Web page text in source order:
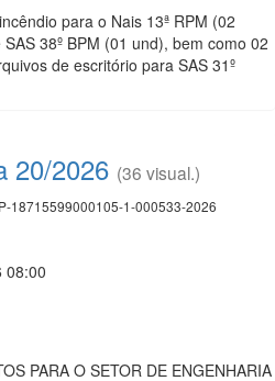
para o Nais 13ª RPM (02
38º BPM (01 und), bem como 02
de escritório para SAS 31º
20/2026 (36 visual.)
18715599000105-1-000533-2026
08:00
PARA O SETOR DE ENGENHARIA